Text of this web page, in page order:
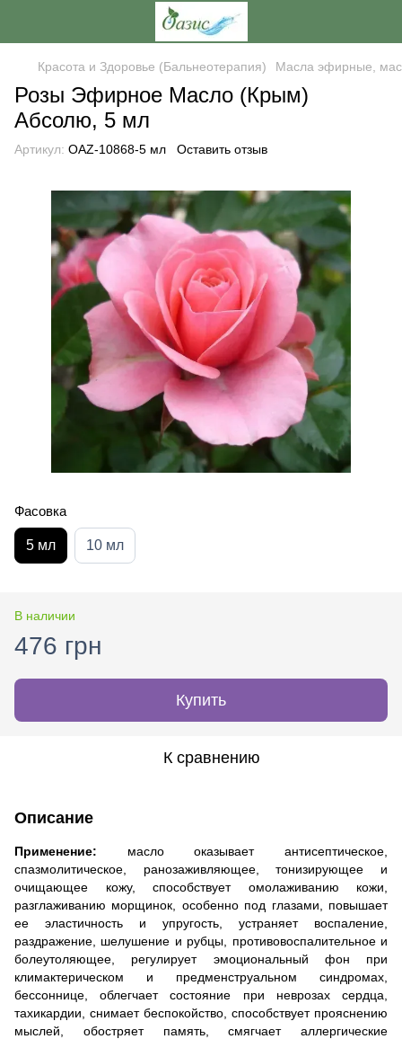
Красота и Здоровье (Бальнеотерапия) Масла эфирные,
Розы Эфирное Масло (Крым)
Абсолю, 5 мл
Артикул: OAZ-10868-5 мл Оставить отзыв
Фасовка
5 мл 10 мл
В наличии
476 грн
Купить
К сравнению
Описание
Применение: масло оказывает антисептическое,
спазмолитическое, ранозаживляющее, тонизирующее и
очищающее кожу, способствует омолаживанию кожи,
разглаживанию морщинок, особенно под глазами, повышает
ее эластичность и упругость, устраняет воспаление,
раздражение, шелушение и рубцы, противовоспалительное и
болеутоляющее, регулирует эмоциональный фон при
климактерическом и предменструальном синдромах,
бессоннице, облегчает состояние при неврозах сердца,
тахикардии, снимает беспокойство, способствует прояснению
мыслей, обостряет память, смягчает аллергические